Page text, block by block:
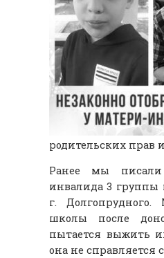
родительских прав
Ранее мы
инвалида 3 группы
г.
школы после
пытается выжить
она не справляется